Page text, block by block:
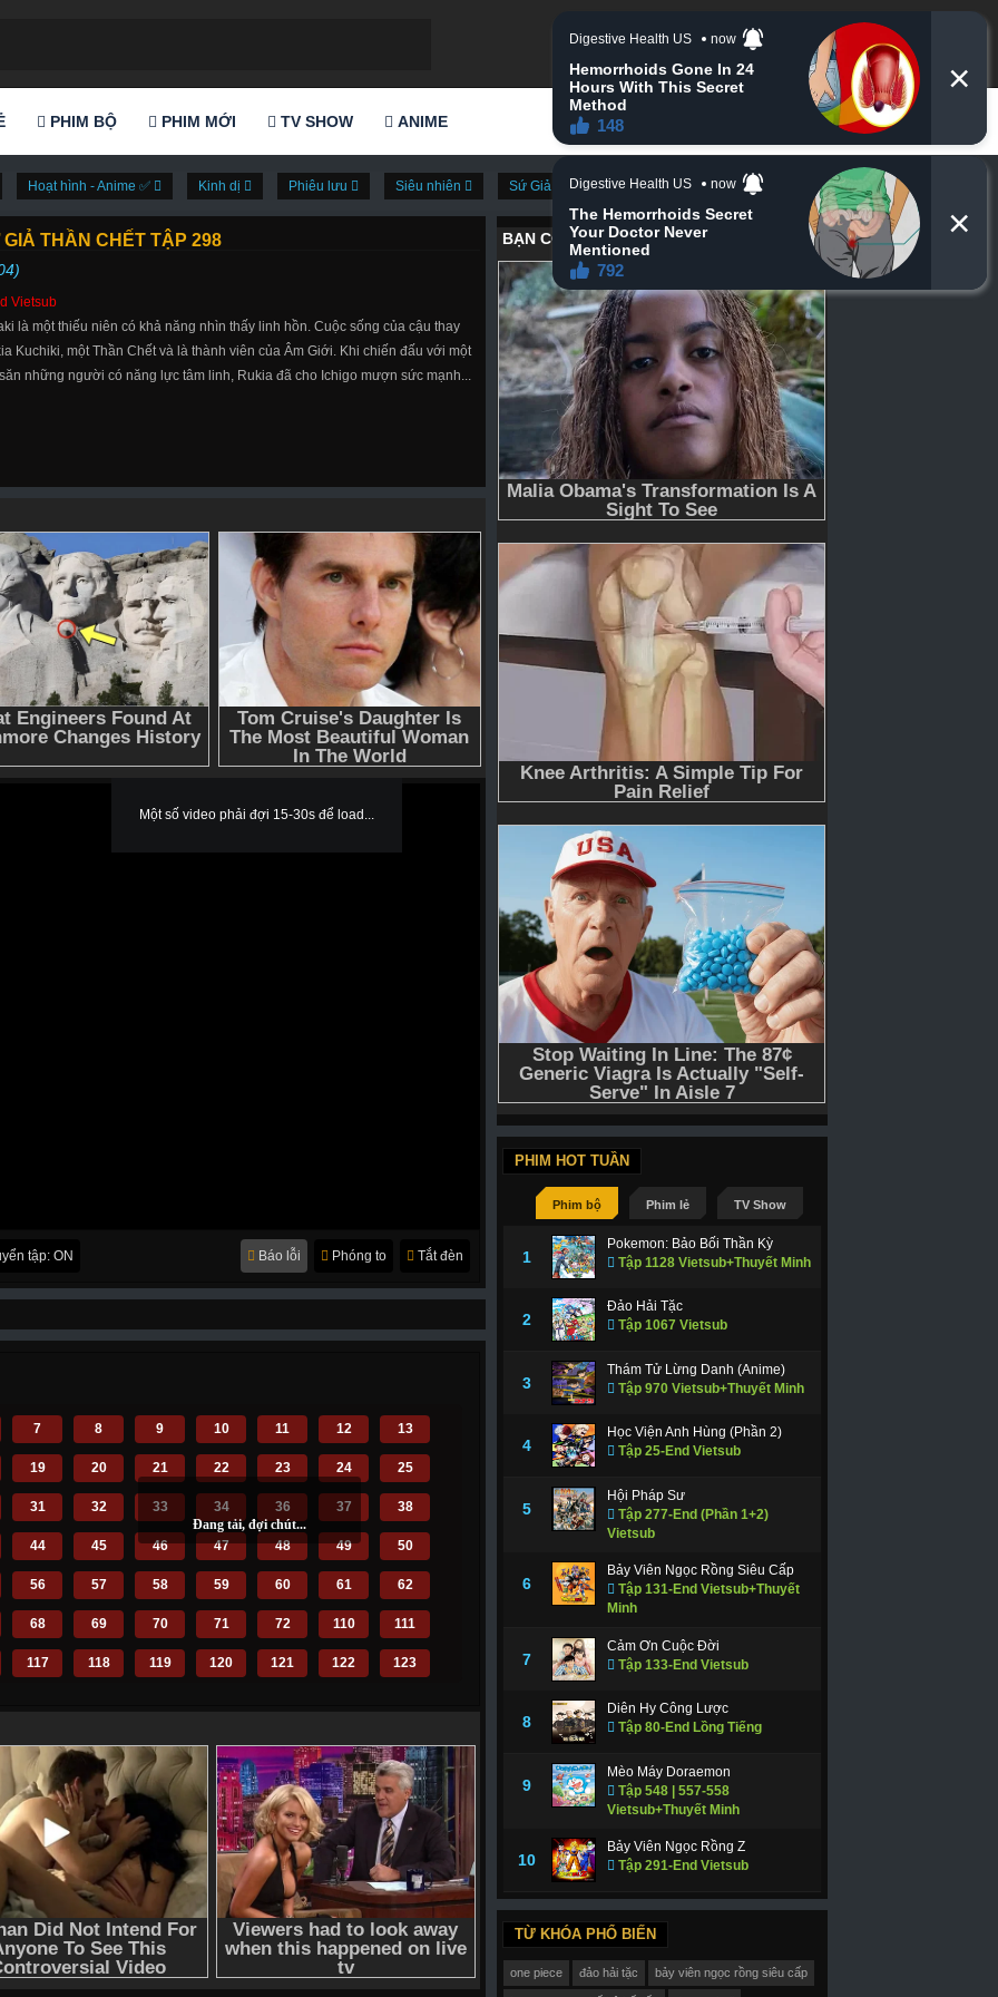
PHIM BỘ PHIM MỚI TV SHOW ANIME
Hoạt hình - Anime ✅ Kinh dị Phiêu lưu Siêu nhiên Sứ Giả Thần Chết
THẦN CHẾT TẬP 298
Vietsub
là một thiếu niên có khả năng nhìn thấy linh hồn. Cuộc sống của cậu thay
Kuchiki, một Thần Chết và là thành viên của Âm Giới. Khi chiến đấu với một
những người có năng lực tâm linh, Rukia đã cho Ichigo mượn sức mạnh...
Một số video phải đợi 15-30s để load...
tập: ON Tắt đèn
Phóng to
Báo lỗi
7 8 9 10 11 12 13
19 20 21 22 23 24 25
31 32 33 34 36 37 38
44 45 46 47 48 49 50
56 57 58 59 60 61 62
68 69 70 71 72 110 111
117 118 119 120 121 122 123
153 154 155 156 157 158 159
165 166 168 169 170 171
177 178 180 181 182 183
189 190 191 192 193 194 195
201 202 203 207 208 209
216 217 218 219 220 221 222
PHIM HOT TUẦN
Phim bộ Phim lẻ TV Show
1
Pokemon: Bảo Bối Thần Kỳ
Tập 1128 Vietsub+Thuyết Minh
2
Đảo Hải Tặc
Tập 1067 Vietsub
3
Thám Tử Lừng Danh (Anime)
Tập 970 Vietsub+Thuyết Minh
4
Học Viện Anh Hùng (Phần 2)
Tập 25-End Vietsub
5
Hội Pháp Sư
Tập 277-End (Phần 1+2)
Vietsub
6
Bảy Viên Ngọc Rồng Siêu Cấp
Tập 131-End Vietsub+Thuyết
Minh
7
Cảm Ơn Cuộc Đời
Tập 133-End Vietsub
8
Diên Hy Công Lược
Tập 80-End Lồng Tiếng
9
Mèo Máy Doraemon
Tập 548 | 557-558
Vietsub+Thuyết Minh
10
Bảy Viên Ngọc Rồng Z
Tập 291-End Vietsub
TỪ KHÓA PHỔ BIẾN
one piece đảo hải tặc bảy viên ngọc rồng siêu cấp